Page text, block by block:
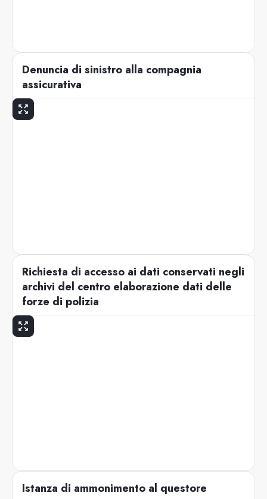
Denuncia di sinistro alla compagnia
assicurativa
Richiesta di accesso ai dati conservati negli
archivi del centro elaborazione dati delle
forze di polizia
Istanza di ammonimento al questore